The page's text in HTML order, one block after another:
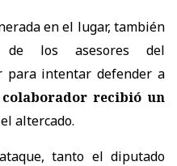
en el lugar, también
de los asesores del
para intentar defender a
recibió un
altercado.
tanto el diputado